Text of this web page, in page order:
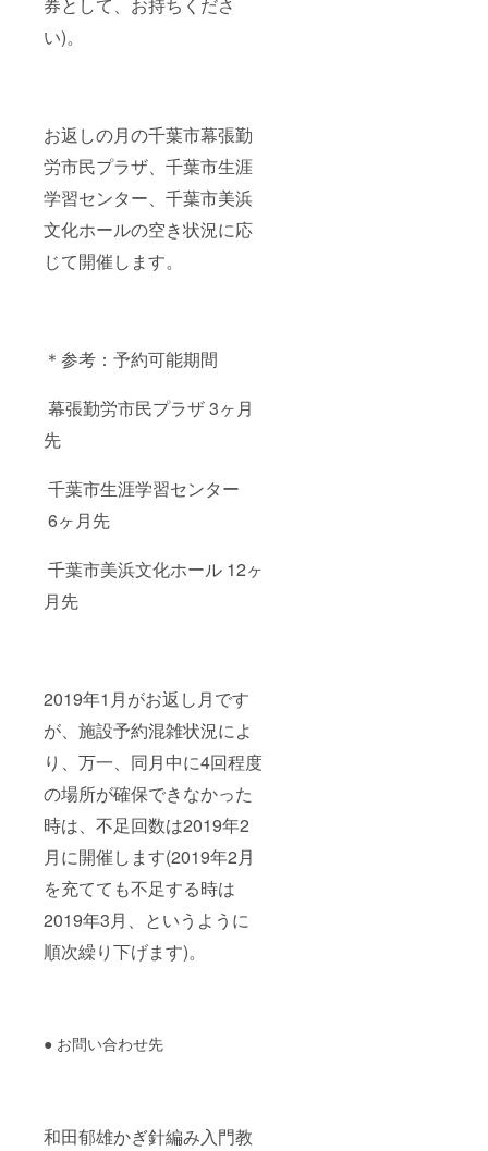
券として、お持ちくださ
い)。
お返しの月の千葉市幕張勤
労市民プラザ、千葉市生涯
学習センター、千葉市美浜
文化ホールの空き状況に応
じて開催します。
＊参考：予約可能期間
幕張勤労市民プラザ 3ヶ月
先
千葉市生涯学習センター
6ヶ月先
千葉市美浜文化ホール 12ヶ
月先
2019年1月がお返し月です
が、施設予約混雑状況によ
り、万一、同月中に4回程度
の場所が確保できなかった
時は、不足回数は2019年2
月に開催します(2019年2月
を充てても不足する時は
2019年3月、というように
順次繰り下げます)。
● お問い合わせ先
和田郁雄かぎ針編み入門教